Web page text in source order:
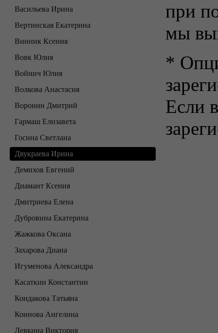
Васильева Ирина
Вертинская Екатерина
Винник Ксения
Вовк Юлия
Войнич Юлия
Волкова Анастасия
Воронин Дмитрий
Гармаш Елизавета
Госина Светлана
Двукраева Ирина
Демихов Евгений
Диамант Ксения
Дмитриева Елена
Дубровина Екатерина
Жажкова Оксана
Захарова Диана
Игуменова Александра
Касаткин Константин
Кондакова Татьяна
Коннова Ангелина
Левкина Виктория
при
мы
*
Если